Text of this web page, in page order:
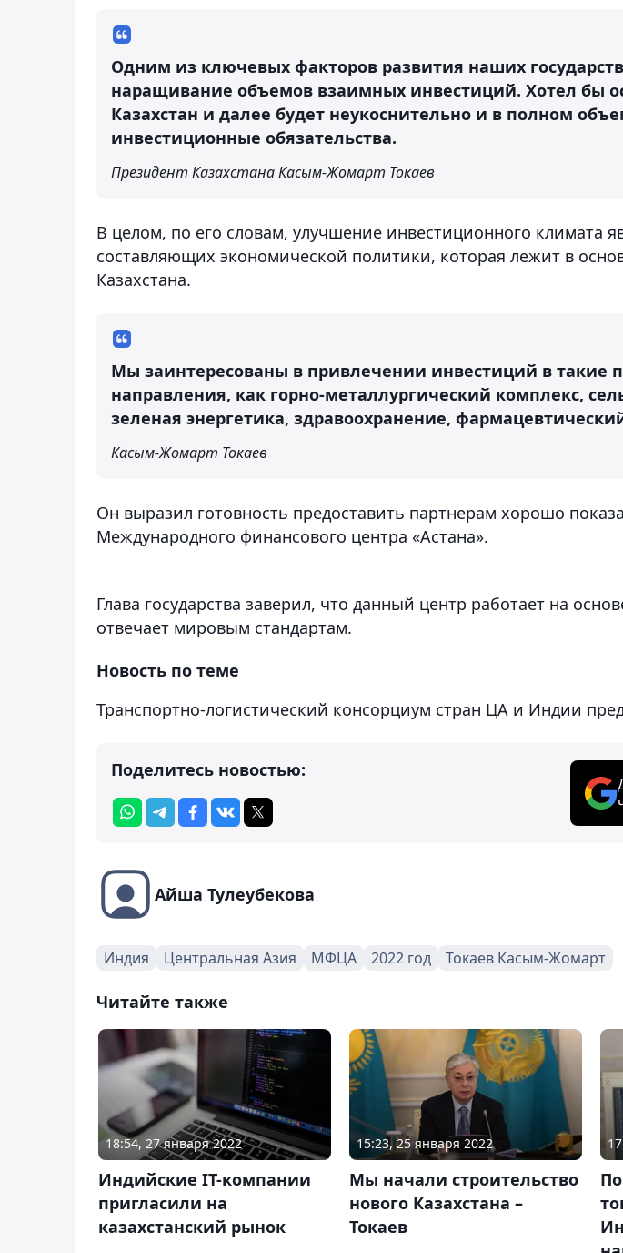
Одним из ключевых факторов развития наших
наращивание объемов взаимных инвестиций. Хотел бы
Казахстан и далее будет неукоснительно и в полном
инвестиционные обязательства.
Президент Казахстана Касым-Жомарт Токаев
В целом, по его словам, улучшение инвестиционного климата
составляющих экономической политики, которая лежит в
Казахстана.
Мы заинтересованы в привлечении инвестиций в такие
направления, как горно-металлургический комплекс,
зеленая энергетика, здравоохранение,
Касым-Жомарт Токаев
Он выразил готовность предоставить партнерам хорошо
Международного финансового центра «Астана».
Глава государства заверил, что данный центр работает на
отвечает мировым стандартам.
Новость по теме
Транспортно-логистический консорциум стран ЦА и Индии
Поделитесь новостью:
Айша Тулеубекова
Индия Центральная Азия МФЦА 2022 год Токаев Касым-Жомарт
Читайте также
18:54, 27 января 2022
Индийские IT-компании
пригласили на
казахстанский рынок
15:23, 25 января 2022
Мы начали строительство
нового Казахстана –
Токаев